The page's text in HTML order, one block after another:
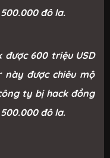
đô la.
600 triệu USD
được chiêu mộ
ty bị hack đồng
đô la.